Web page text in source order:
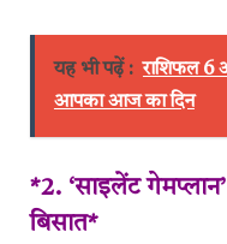
यह भी पढ़ें : राशिफल 6
आपका आज का दिन
*2. ‘साइलेंट
बिसात*